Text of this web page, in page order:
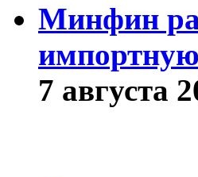
Минфин
7 августа